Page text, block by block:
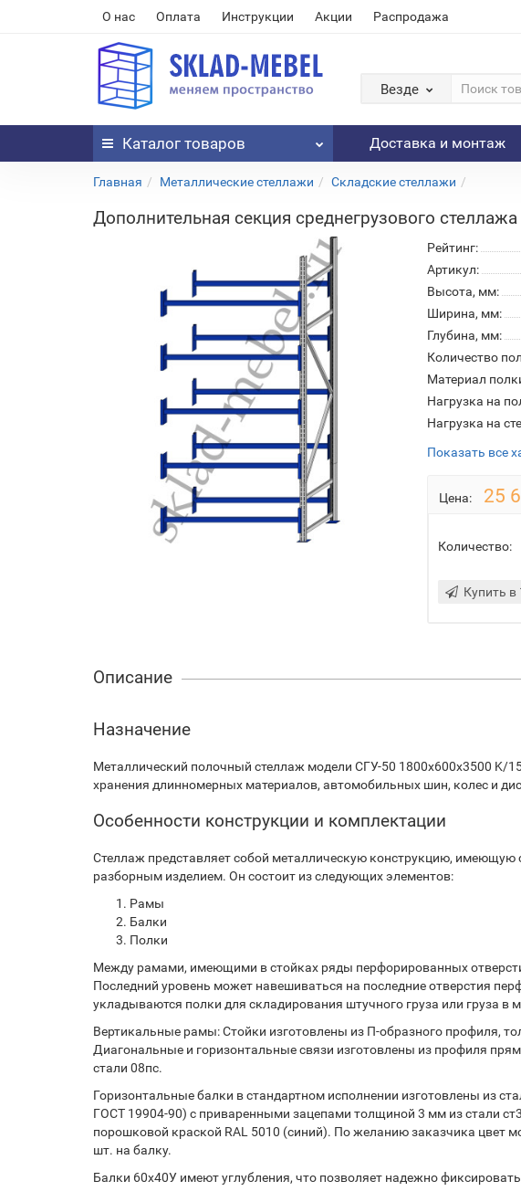
О нас Оплата Инструкции Акции Распродажа
Везде
Каталог товаров Доставка и монтаж
Главная Металлические стеллажи Складские стеллажи
Дополнительная секция среднегрузового
Рейтинг:
Артикул:
Высота, мм:
Ширина, мм:
Глубина, мм:
Количество
Материал
Нагрузка на
Нагрузка на
Показать все
Цена: 25
Количество:
Купить в
Описание
Назначение
Металлический полочный стеллаж модели СГУ-50 1800х600х3500 K/
хранения длинномерных материалов, автомобильных шин, колес и
Особенности конструкции и комплектации
Стеллаж представляет собой металлическую конструкцию, имеющую
разборным изделием. Он состоит из следующих элементов:
Рамы
Балки
Полки
Между рамами, имеющими в стойках ряды перфорированных
Последний уровень может навешиваться на последние отверстия
укладываются полки для складирования штучного груза или груза в
Вертикальные рамы: Стойки изготовлены из П-образного профиля,
Диагональные и горизонтальные связи изготовлены из профиля
стали 08пс.
Горизонтальные балки в стандартном исполнении изготовлены из
ГОСТ 19904-90) с приваренными зацепами толщиной 3 мм из стали
порошковой краской RAL 5010 (синий). По желанию заказчика цвет
шт. на балку.
Балки 60х40У имеют углубления, что позволяет надежно